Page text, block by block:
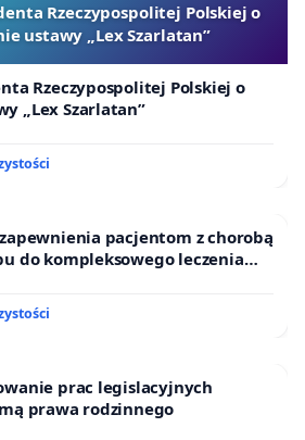
Rzeczypospolitej Polskiej o
ustawy „Lex Szarlatan”
Rzeczypospolitej Polskiej o
„Lex Szarlatan”
pacjentom z chorobą
do kompleksowego leczenia
prac legislacyjnych
prawa rodzinnego